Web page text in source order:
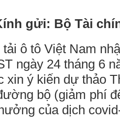
gửi: Bộ Tài
tải ô tô Việt Nam
ngày 24 tháng 6
xin ý kiến dự thảo
bộ (giảm phí
của dịch